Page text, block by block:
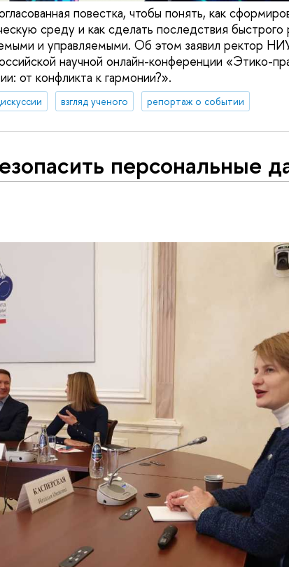
повестка, чтобы понять, как
среду и как сделать последствия быстрого
и управляемыми. Об этом заявил ректор
научной онлайн-конференции «Этико-
от конфликта к гармонии?».
взгляд ученого репортаж о событии
персональные